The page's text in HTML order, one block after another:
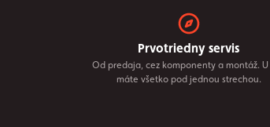
Prvotriedny servis
Od predaja, cez komponenty a montáž. U
máte všetko pod jednou strechou.